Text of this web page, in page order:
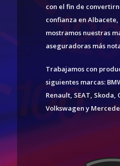
con el fin de
confianza en
mostramos nuestras
aseguradoras más
Trabajamos con
siguientes marcas:
Renault, SEAT, Skoda,
Volkswagen y